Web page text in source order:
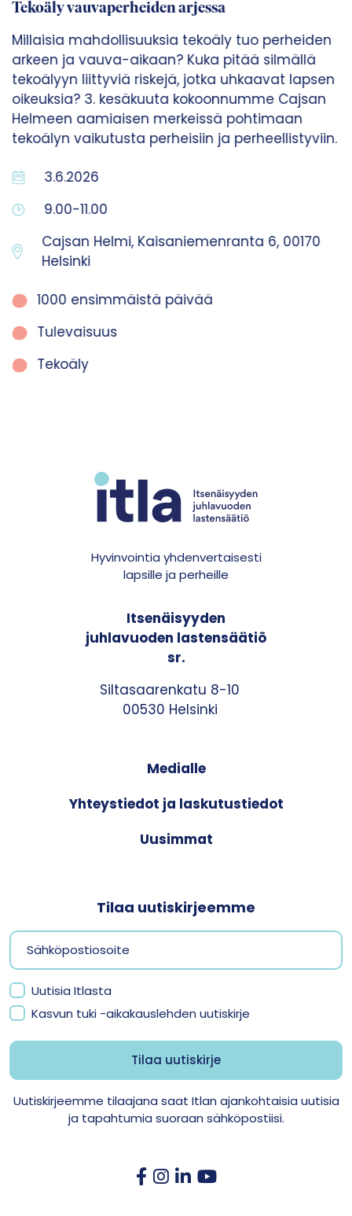
Tekoäly vauvaperheiden arjessa
Millaisia mahdollisuuksia tekoäly tuo perheiden
arkeen ja vauva-aikaan? Kuka pitää silmällä
tekoälyyn liittyviä riskejä, jotka uhkaavat lapsen
oikeuksia? 3. kesäkuuta kokoonnumme Cajsan
Helmeen aamiaisen merkeissä pohtimaan
tekoälyn vaikutusta perheisiin ja perheellistyviin.
3.6.2026
9.00-11.00
Cajsan Helmi, Kaisaniemenranta 6, 00170
Helsinki
1000 ensimmäistä päivää
Tulevaisuus
Tekoäly
Hyvinvointia yhdenvertaisesti
lapsille ja perheille
Itsenäisyyden
juhlavuoden lastensäätiö
sr.
Siltasaarenkatu 8-10
00530 Helsinki
Medialle
Yhteystiedot ja laskutustiedot
Uusimmat
Tilaa uutiskirjeemme
Uutisia Itlasta
Kasvun tuki -aikakauslehden uutiskirje
Uutiskirjeemme tilaajana saat Itlan ajankohtaisia uutisia
ja tapahtumia suoraan sähköpostiisi.